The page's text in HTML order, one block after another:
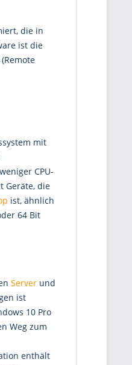
die in
ist die
mit
CPU-
Geräte, die
ist, ähnlich
64 Bit
Server und
ist
10 Pro
Weg zum
enthält